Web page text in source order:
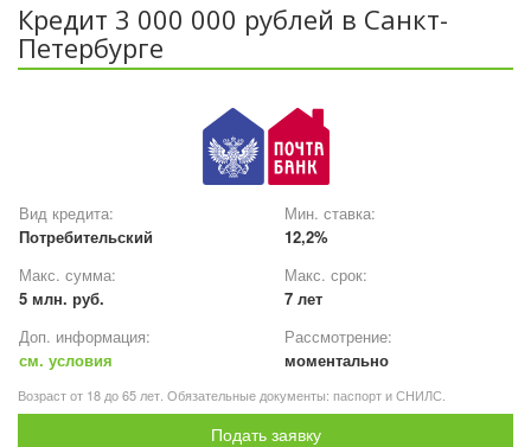
Кредит 3 000 000 рублей в Санкт-
Петербурге
Вид кредита:
Потребительский
Мин. ставка:
12,2%
Макс. сумма:
5 млн. руб.
Макс. срок:
7 лет
Доп. информация:
см. условия
Рассмотрение:
моментально
Возраст от 18 до 65 лет. Обязательные документы: паспорт и СНИЛС.
Подать заявку